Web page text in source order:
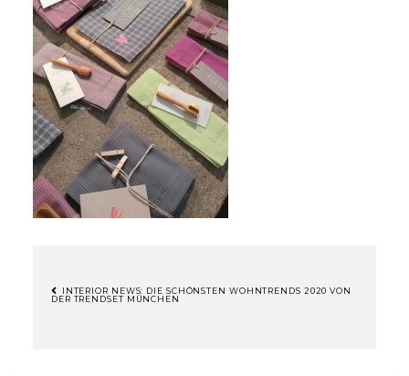
INTERIOR NEWS: DIE SCHÖNSTEN WOHNTRENDS 2020 VON
DER TRENDSET MÜNCHEN